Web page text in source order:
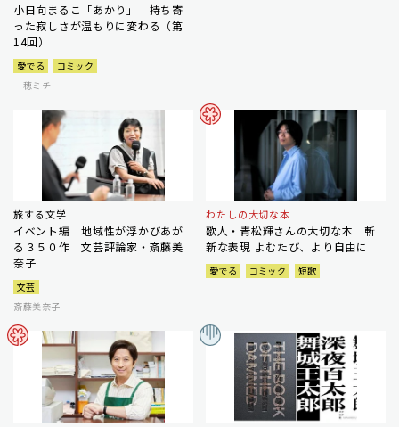
小日向まるこ「あかり」 持ち寄
った寂しさが温もりに変わる（第
14回）
愛でる
コミック
一穂ミチ
旅する文学
イベント編 地域性が浮かびあが
る３５０作 文芸評論家・斎藤美
奈子
文芸
斎藤美奈子
わたしの大切な本
歌人・青松輝さんの大切な本 斬
新な表現 よむたび、より自由に
愛でる コミック 短歌